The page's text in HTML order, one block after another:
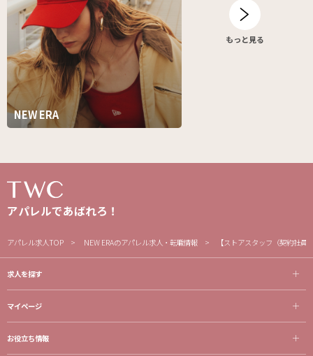
NEW ERA
もっと見る
アパレルであばれろ！
アパレル求人TOP NEW ERAのアパレル求人・転職情報 【ストアスタッフ（契約社
求人を探す
マイページ
お役立ち情報